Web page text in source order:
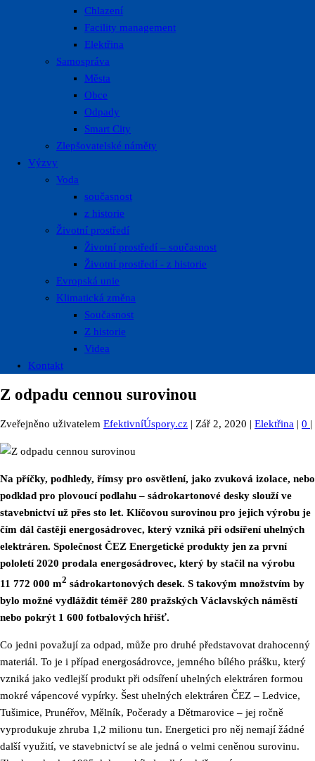
Chlazení
Facility management
Elektřina
Samospráva
Města
Obce
Odpady
Smart City
Zlepšovatelské náměty
Výzvy
Voda
současnost
z historie
Životní prostředí
Životní prostředí – současnost
Životní prostředí ​- z historie
Evropská unie
Klimatická změna
Současnost
Z historie
Videa
Kontakt
Z odpadu cennou surovinou
Zveřejněno uživatelem EfektivníÚspory.cz | Zář 2, 2020 | Elektřina | 0 |
Na příčky, podhledy, římsy pro osvětlení, jako zvuková izolace, nebo
podklad pro plovoucí podlahu – sádrokartonové desky slouží ve
stavebnictví už přes sto let. Klíčovou surovinou pro jejich výrobu je
čím dál častěji energosádrovec, který vzniká při odsíření uhelných
elektráren. Společnost ČEZ Energetické produkty jen za první
pololetí 2020 prodala energosádrovec, který by stačil na výrobu
11 772 000 m2 sádrokartonových desek. S takovým množstvím by
bylo možné vydláždit téměř 280 pražských Václavských náměstí
nebo pokrýt 1 600 fotbalových hřišť.
Co jedni považují za odpad, může pro druhé představovat drahocenný
materiál. To je i případ energosádrovce, jemného bílého prášku, který
vzniká jako vedlejší produkt při odsíření uhelných elektráren formou
mokré vápencové vypírky. Šest uhelných elektráren ČEZ – Ledvice,
Tušimice, Prunéřov, Mělník, Počerady a Dětmarovice – jej ročně
vyprodukuje zhruba 1,2 milionu tun. Energetici pro něj nemají žádné
další využití, ve stavebnictví se ale jedná o velmi ceněnou surovinu.